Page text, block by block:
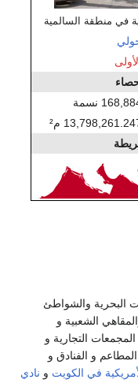
في منطقة السالمية
نسمة
م²
البحرية والشواطئ
الشعبية و
التجارية و
و الفنادق و
في الكويت و نادي